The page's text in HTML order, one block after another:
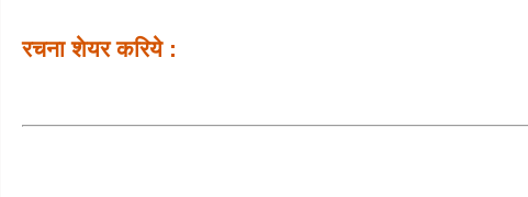
रचना शेयर करिये :